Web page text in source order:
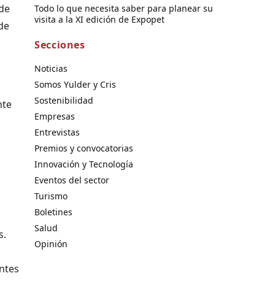
Todo lo que necesita saber para planear su
visita a la XI edición de Expopet
Secciones
Noticias
Somos Yulder y Cris
Sostenibilidad
Empresas
Entrevistas
Premios y convocatorias
Innovación y Tecnología
Eventos del sector
Turismo
Boletines
Salud
Opinión